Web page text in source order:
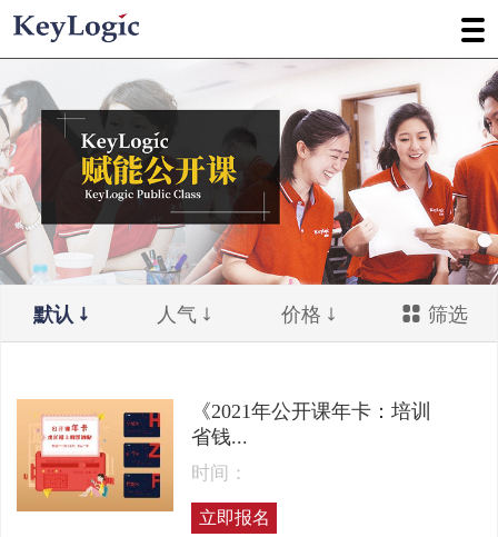
默认 人气 价格 筛选
《2021年公开课年卡：培训
省钱...
时间：
立即报名